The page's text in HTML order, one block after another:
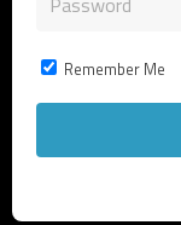
Remember Me